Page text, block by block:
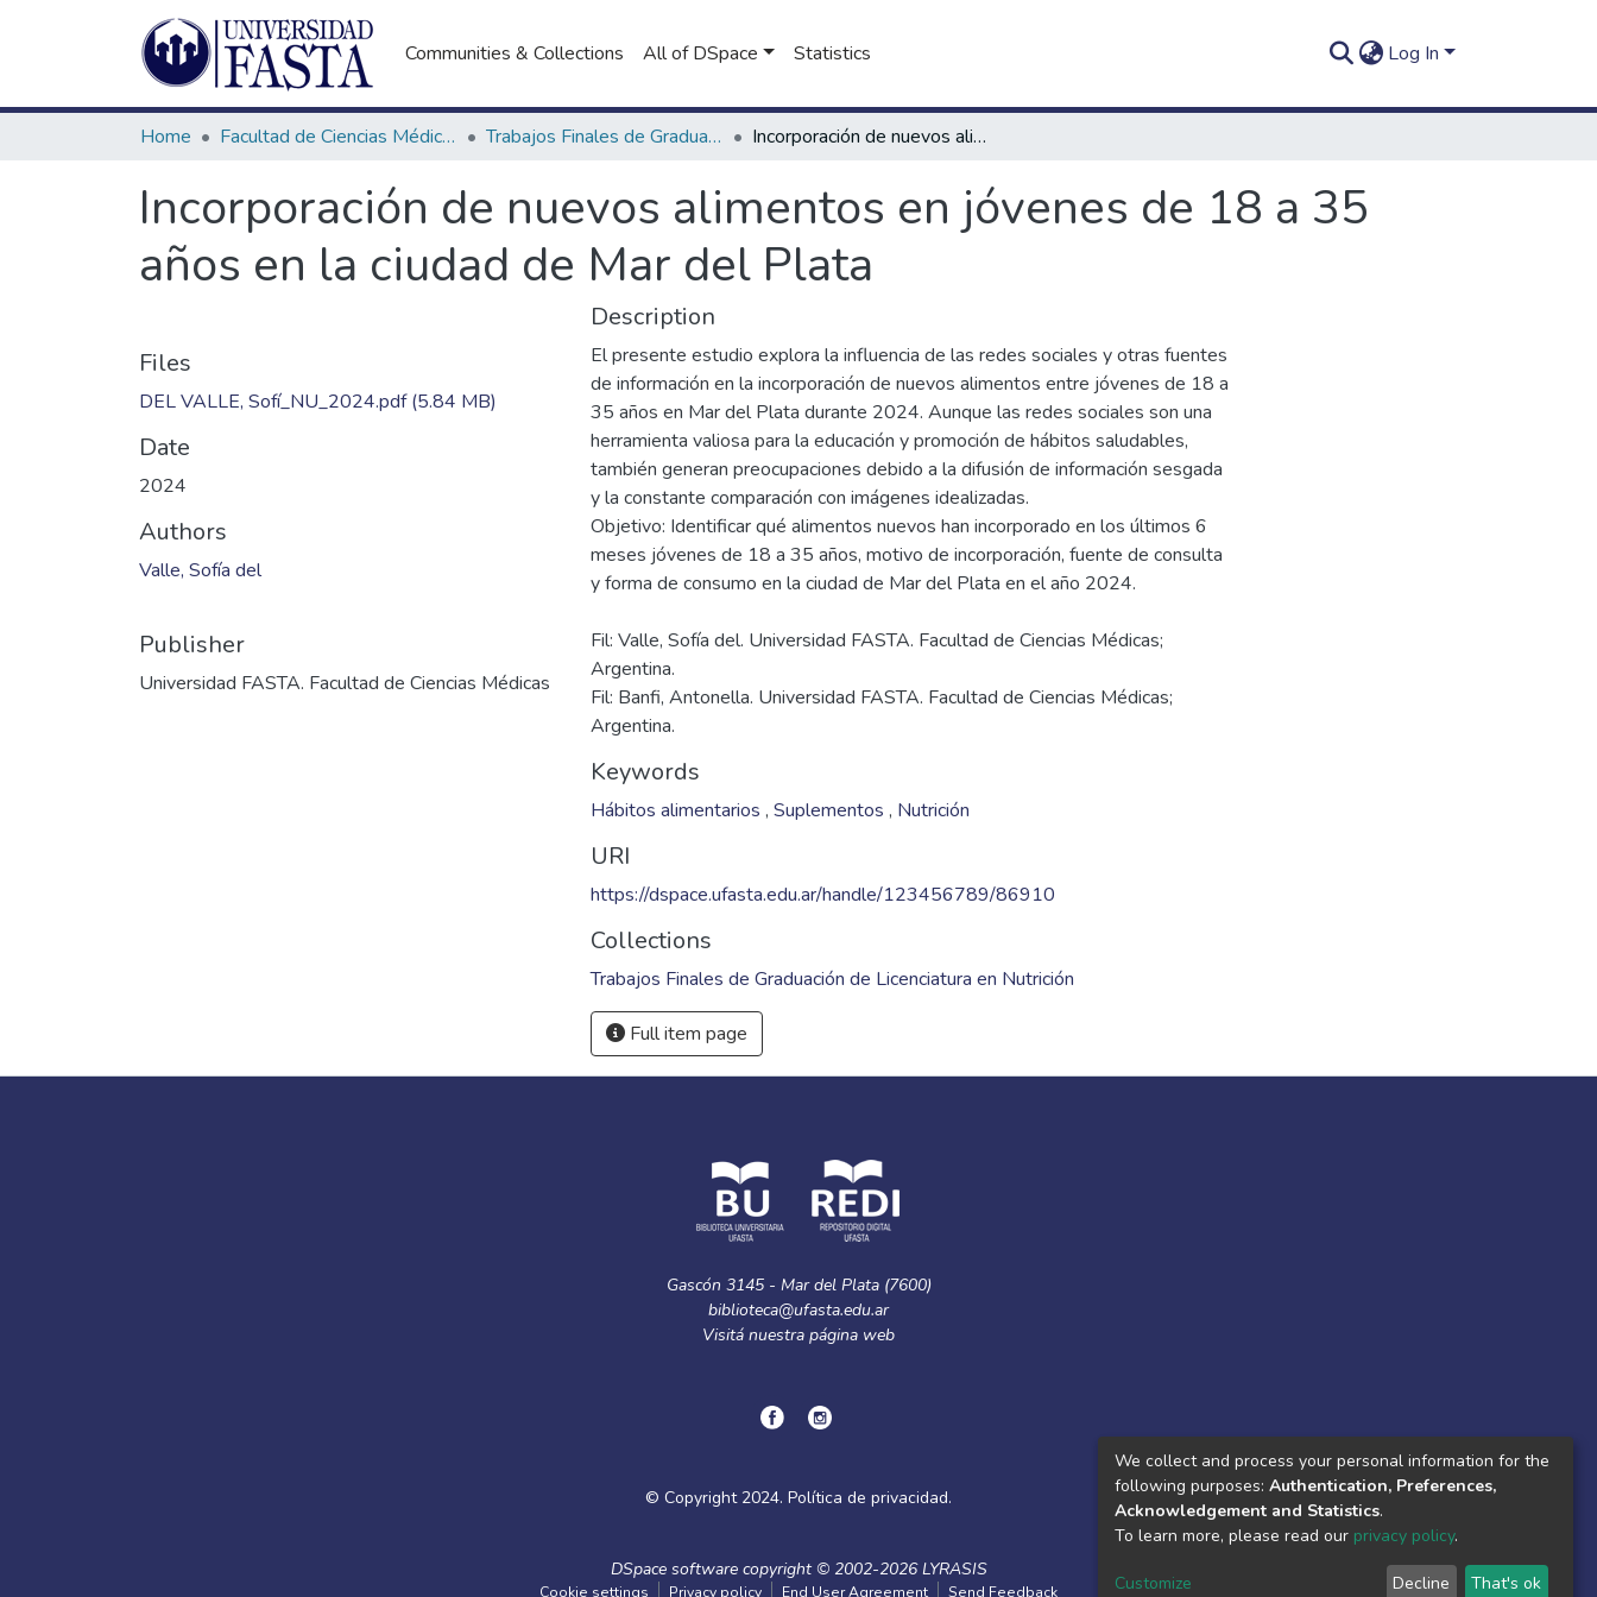
Communities & Collections All of DSpace Statistics Log In
Home Facultad de Ciencias Médicas Trabajos Finales de Graduación de Licenciatura en Nutrición Incorporación de nuevos alimentos en jóvenes de 18 a 35 años en la ciudad de Mar del Plata
Incorporación de nuevos alimentos en jóvenes de 18 a 35
años en la ciudad de Mar del Plata
Files
DEL VALLE, Sofí_NU_2024.pdf(5.84 MB)
Date
2024
Authors
Valle, Sofía del
Publisher
Universidad FASTA. Facultad de Ciencias Médicas
Description
El presente estudio explora la influencia de las redes sociales y otras fuentes
de información en la incorporación de nuevos alimentos entre jóvenes de 18 a
35 años en Mar del Plata durante 2024. Aunque las redes sociales son una
herramienta valiosa para la educación y promoción de hábitos saludables,
también generan preocupaciones debido a la difusión de información sesgada
y la constante comparación con imágenes idealizadas.
Objetivo: Identificar qué alimentos nuevos han incorporado en los últimos 6
meses jóvenes de 18 a 35 años, motivo de incorporación, fuente de consulta
Fil: Valle, Sofía del. Universidad FASTA. Facultad de Ciencias Médicas;
Argentina.
Fil: Banfi, Antonella. Universidad FASTA. Facultad de Ciencias Médicas;
Argentina.
Keywords
Hábitos alimentarios , Suplementos , Nutrición
URI
https://dspace.ufasta.edu.ar/handle/123456789/86910
Collections
Trabajos Finales de Graduación de Licenciatura en Nutrición
Full item page
Gascón 3145 - Mar del Plata (7600)
biblioteca@ufasta.edu.ar
Visitá nuestra página web
© Copyright 2024. Política de privacidad.
DSpace softwarecopyright © 2002-2026LYRASIS
Cookie settings Privacy policy End User Agreement Send Feedback
We collect and process your personal information for the
following purposes: Authentication, Preferences,
Acknowledgement and Statistics.
To learn more, please read our privacy policy.
Customize Decline That's ok